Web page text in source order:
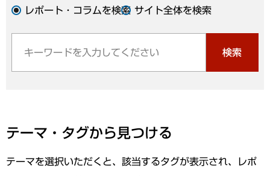
レポート・コラムを検索 サイト全体を検索
検索
テーマ・タグから見つける
テーマを選択いただくと、該当するタグが表示され、レポ